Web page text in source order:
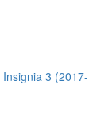
Insignia 3 (2017-